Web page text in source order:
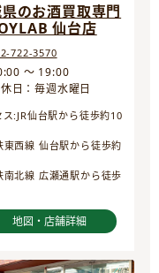
のお酒買取専門
仙台店
722-3570
～ 19:00
日：毎週水曜日
ス:JR仙台駅から徒歩約10
東西線 仙台駅から徒歩約
南北線 広瀬通駅から徒歩
地図・店舗詳細